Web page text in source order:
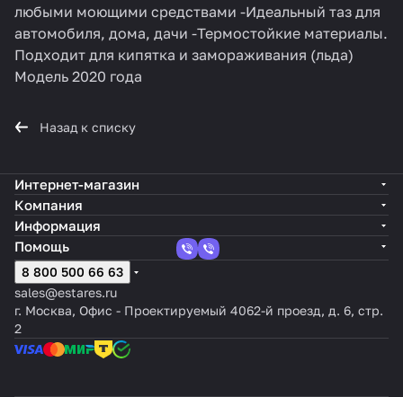
любыми моющими средствами -Идеальный таз для
автомобиля, дома, дачи -Термостойкие материалы.
Подходит для кипятка и замораживания (льда)
Модель 2020 года
Назад к списку
Интернет-магазин
Компания
Информация
Помощь
8 800 500 66 63
sales@estares.ru
г. Москва, Офис - Проектируемый 4062-й проезд, д. 6, стр.
2